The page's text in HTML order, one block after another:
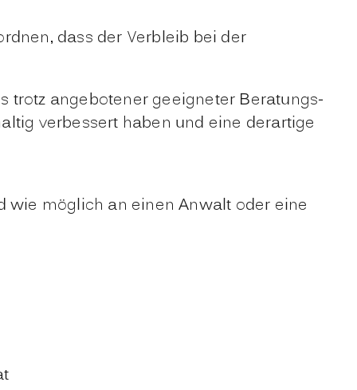
dass der Verbleib bei der
trotz angebotener geeigneter Beratungs-
verbessert haben und eine derartige
wie möglich an einen Anwalt oder eine